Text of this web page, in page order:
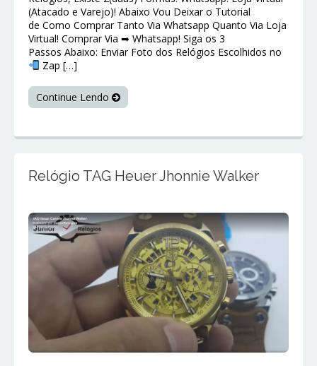
(Atacado e Varejo)! Abaixo Vou Deixar o Tutorial
de Como Comprar Tanto Via Whatsapp Quanto Via Loja
Virtual! Comprar Via ➡ Whatsapp! Siga os 3
Passos Abaixo: Enviar Foto dos Relógios Escolhidos no
Zap […]
Continue Lendo
Relógio TAG Heuer Jhonnie Walker